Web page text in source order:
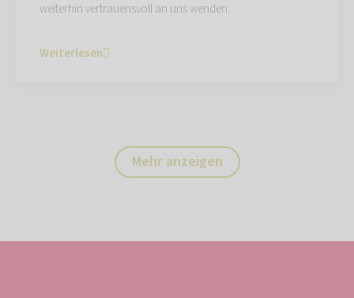
weiterhin vertrauensvoll an uns wenden.
Weiterlesen
Mehr anzeigen